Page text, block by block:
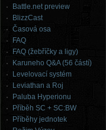
Battle.net preview
BlizzCast
Časová osa
FAQ
FAQ (žebříčky a ligy)
Karuneho Q&A (56 částí)
Levelovací systém
Leviathan a Roj
Paluba Hyperionu
Příběh SC + SC:BW
Příběhy jednotek